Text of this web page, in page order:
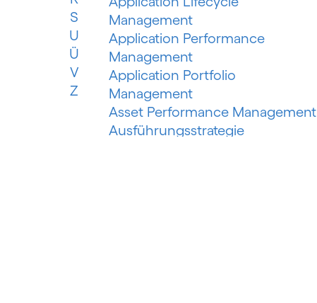
S
U
Ü
V
Z
Management
Application Performance
Management
Application Portfolio
Management
Asset Performance Management
Ausführungsstrategie